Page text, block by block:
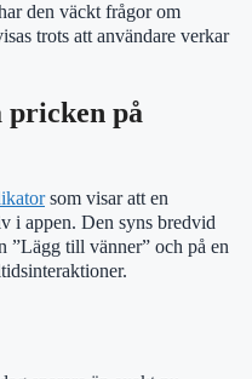
den väckt frågor om
trots att användare verkar
pricken på
som visar att en
i appen. Den syns bredvid
”Lägg till vänner” och på en